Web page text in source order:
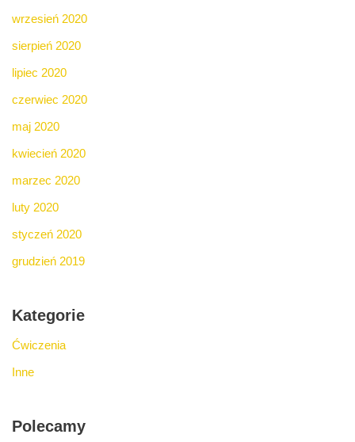
wrzesień 2020
sierpień 2020
lipiec 2020
czerwiec 2020
maj 2020
kwiecień 2020
marzec 2020
luty 2020
styczeń 2020
grudzień 2019
Kategorie
Ćwiczenia
Inne
Polecamy